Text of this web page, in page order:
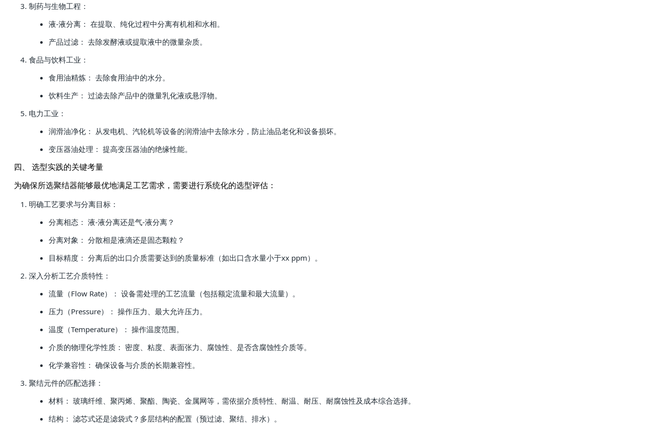
制药与生物工程：
液-液分离： 在提取、纯化过程中分离有机相和水相。
产品过滤： 去除发酵液或提取液中的微量杂质。
食品与饮料工业：
食用油精炼： 去除食用油中的水分。
饮料生产： 过滤去除产品中的微量乳化液或悬浮物。
电力工业：
润滑油净化： 从发电机、汽轮机等设备的润滑油中去除水分，防止油品老化和设备损坏。
变压器油处理： 提高变压器油的绝缘性能。
四、 选型实践的关键考量
为确保所选聚结器能够最优地满足工艺需求，需要进行系统化的选型评估：
明确工艺要求与分离目标：
分离相态： 液-液分离还是气-液分离？
分离对象： 分散相是液滴还是固态颗粒？
目标精度： 分离后的出口介质需要达到的质量标准（如出口含水量小于xx ppm）。
深入分析工艺介质特性：
流量（Flow Rate）： 设备需处理的工艺流量（包括额定流量和最大流量）。
压力（Pressure）： 操作压力、最大允许压力。
温度（Temperature）： 操作温度范围。
介质的物理化学性质： 密度、粘度、表面张力、腐蚀性、是否含腐蚀性介质等。
化学兼容性： 确保设备与介质的长期兼容性。
聚结元件的匹配选择：
材料： 玻璃纤维、聚丙烯、聚酯、陶瓷、金属网等，需依据介质特性、耐温、耐压、耐腐蚀性及成本综合选择。
结构： 滤芯式还是滤袋式？多层结构的配置（预过滤、聚结、排水）。